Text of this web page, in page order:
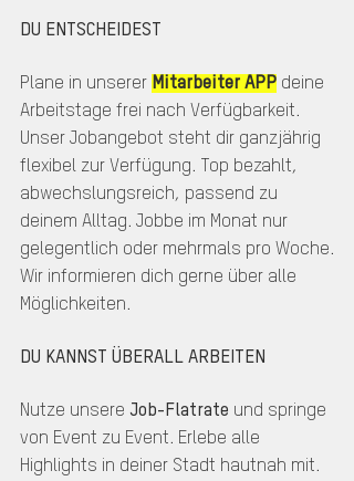
DU ENTSCHEIDEST
Plane in unserer Mitarbeiter APP deine
Arbeitstage frei nach Verfügbarkeit.
Unser Jobangebot steht dir ganzjährig
flexibel zur Verfügung. Top bezahlt,
abwechslungsreich, passend zu
deinem Alltag. Jobbe im Monat nur
gelegentlich oder mehrmals pro Woche.
Wir informieren dich gerne über alle
Möglichkeiten.
DU KANNST ÜBERALL ARBEITEN
Nutze unsere Job-Flatrate und springe
von Event zu Event. Erlebe alle
Highlights in deiner Stadt hautnah mit.